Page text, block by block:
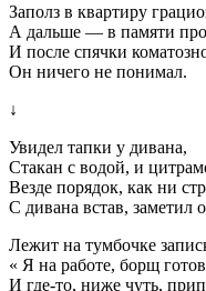
Заполз в квартиру
А дальше — в памяти
И после спячки
Он ничего не понимал.
↓
Увидел тапки у дивана,
Стакан с водой, и
Везде порядок, как ни
С дивана встав, заметил
Лежит на тумбочке
« Я на работе, борщ
И где-то, ниже чуть,